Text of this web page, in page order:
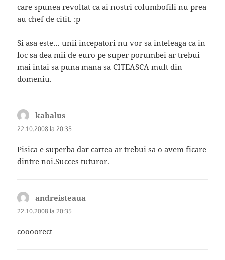
care spunea revoltat ca ai nostri columbofili nu prea
au chef de citit. :p
Si asa este… unii incepatori nu vor sa inteleaga ca in
loc sa dea mii de euro pe super porumbei ar trebui
mai intai sa puna mana sa CITEASCA mult din
domeniu.
kabalus
22.10.2008 la 20:35
Pisica e superba dar cartea ar trebui sa o avem ficare
dintre noi.Succes tuturor.
andreisteaua
22.10.2008 la 20:35
coooorect